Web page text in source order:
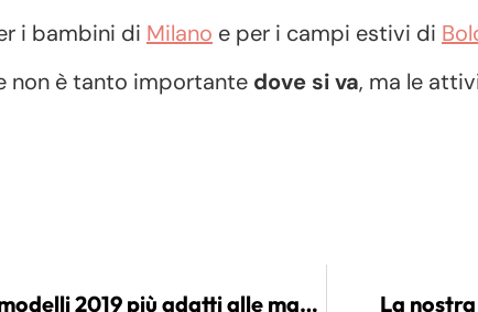
i bambini di Milano e per i campi estivi di
non è tanto importante dove si va, ma le
Passione borse: i modelli 2019 più adatti alle mamme La